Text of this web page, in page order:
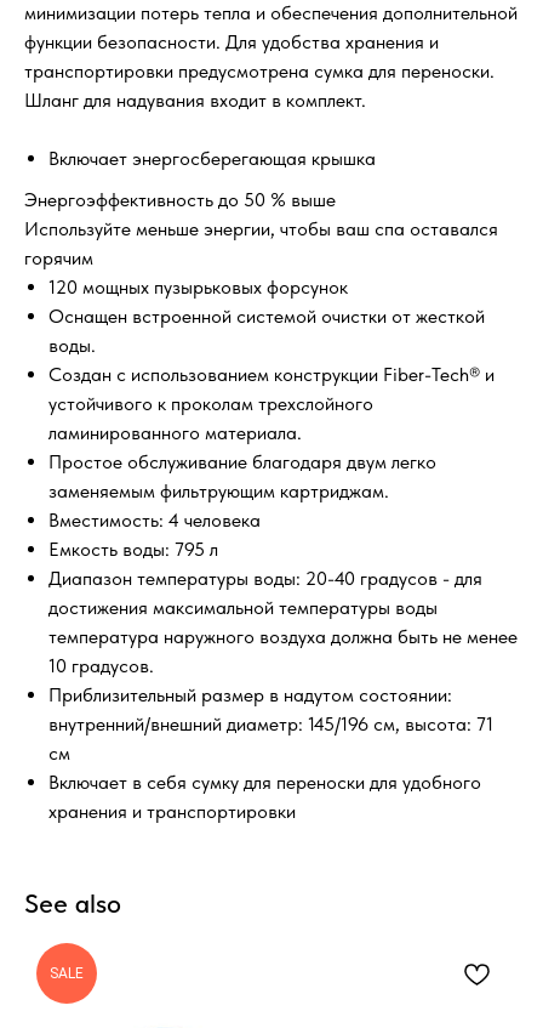
минимизации потерь тепла и обеспечения дополнительной
функции безопасности. Для удобства хранения и
транспортировки предусмотрена сумка для переноски.
Шланг для надувания входит в комплект.
Включает энергосберегающая крышка
Энергоэффективность до 50 % выше
Используйте меньше энергии, чтобы ваш спа оставался
горячим
120 мощных пузырьковых форсунок
Оснащен встроенной системой очистки от жесткой
воды.
Создан с использованием конструкции Fiber-Tech® и
устойчивого к проколам трехслойного
ламинированного материала.
Простое обслуживание благодаря двум легко
заменяемым фильтрующим картриджам.
Вместимость: 4 человека
Емкость воды: 795 л
Диапазон температуры воды: 20-40 градусов - для
достижения максимальной температуры воды
температура наружного воздуха должна быть не менее
10 градусов.
Приблизительный размер в надутом состоянии:
внутренний/внешний диаметр: 145/196 см, высота: 71
см
Включает в себя сумку для переноски для удобного
хранения и транспортировки
See also
SALE